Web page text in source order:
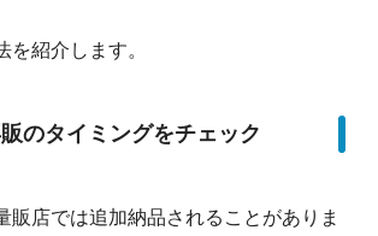
を紹介します。
のタイミングをチェック
販店では追加納品されることがありま